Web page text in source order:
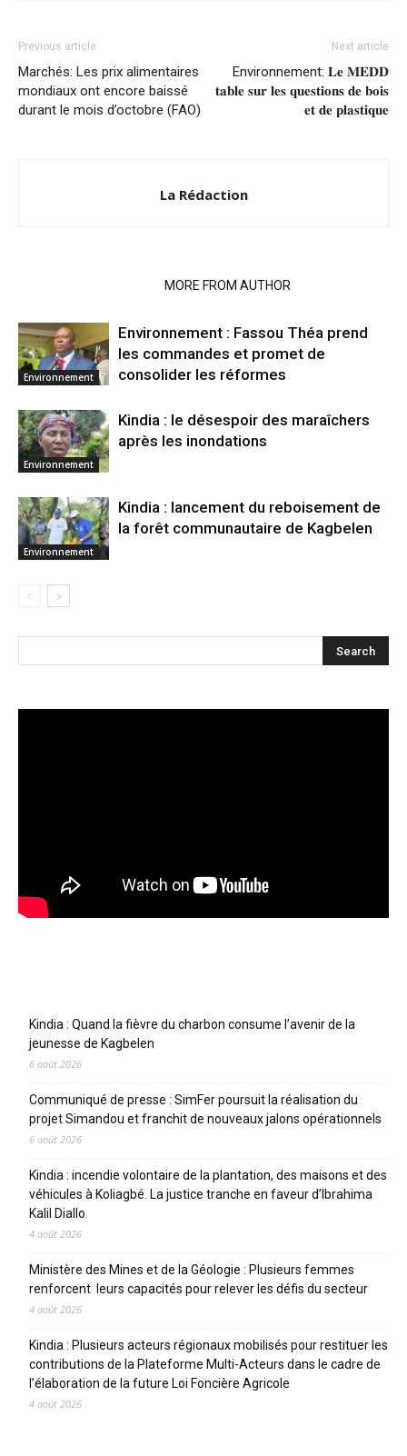
Previous article
Marchés: Les prix alimentaires
mondiaux ont encore baissé
durant le mois d’octobre (FAO)
Next article
Environnement: 𝐋𝐞 𝐌𝐄𝐃𝐃
𝐭𝐚𝐛𝐥𝐞 𝐬𝐮𝐫 𝐥𝐞𝐬 𝐪𝐮𝐞𝐬𝐭𝐢𝐨𝐧𝐬 𝐝𝐞 𝐛𝐨𝐢𝐬
𝐞𝐭 𝐝𝐞 𝐩𝐥𝐚𝐬𝐭𝐢𝐪𝐮𝐞
La Rédaction
MORE FROM AUTHOR
Environnement
Environnement : Fassou Théa prend
les commandes et promet de
consolider les réformes
Environnement
Kindia : le désespoir des maraîchers
après les inondations
Environnement
Kindia : lancement du reboisement de
la forêt communautaire de Kagbelen
Kindia : Quand la fièvre du charbon consume l’avenir de la
jeunesse de Kagbelen
6 août 2026
Communiqué de presse : SimFer poursuit la réalisation du
projet Simandou et franchit de nouveaux jalons opérationnels
6 août 2026
Kindia : incendie volontaire de la plantation, des maisons et des
véhicules à Koliagbé. La justice tranche en faveur d’Ibrahima
Kalil Diallo
4 août 2026
Ministère des Mines et de la Géologie : Plusieurs femmes
renforcent leurs capacités pour relever les défis du secteur
4 août 2026
Kindia : Plusieurs acteurs régionaux mobilisés pour restituer les
contributions de la Plateforme Multi-Acteurs dans le cadre de
l’élaboration de la future Loi Foncière Agricole
4 août 2026